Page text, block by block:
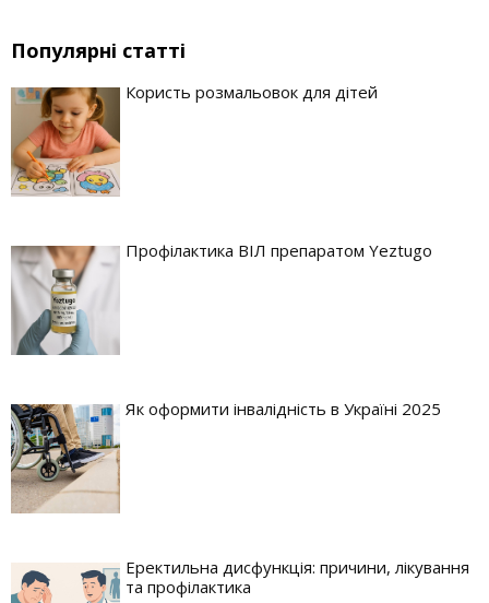
Популярні статті
Користь розмальовок для дітей
Профілактика ВІЛ препаратом Yeztugo
Як оформити інвалідність в Україні 2025
Еректильна дисфункція: причини, лікування
та профілактика